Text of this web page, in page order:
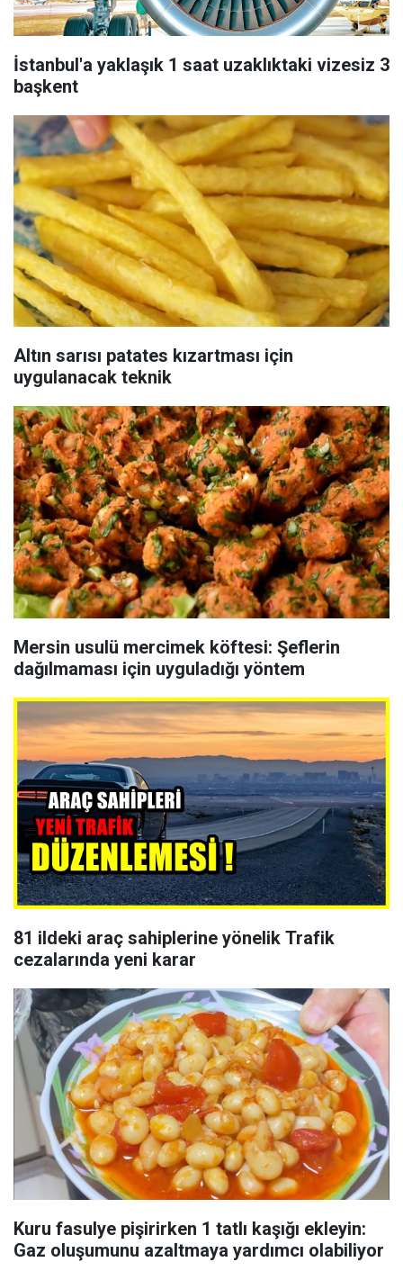
İstanbul'a yaklaşık 1 saat uzaklıktaki vizesiz 3
başkent
Altın sarısı patates kızartması için
uygulanacak teknik
Mersin usulü mercimek köftesi: Şeflerin
dağılmaması için uyguladığı yöntem
81 ildeki araç sahiplerine yönelik Trafik
cezalarında yeni karar
Kuru fasulye pişirirken 1 tatlı kaşığı ekleyin:
Gaz oluşumunu azaltmaya yardımcı olabiliyor